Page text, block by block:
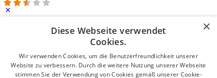
Login für Unternehmen
Passwort
×
Diese Webseite verwendet
Cookies.
Wir verwenden Cookies, um die Benutzerfreundlichkeit unserer
Website zu verbessern. Durch die weitere Nutzung unserer Webseite
stimmen Sie der Verwendung von Cookies gemäß unserer Cookie-